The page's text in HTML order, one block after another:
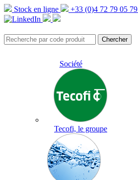
Stock en ligne +33 (0)4 72 79 05 79
Société
Tecofi, le groupe